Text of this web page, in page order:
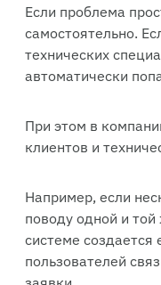
Если проблема
самостоятельно.
технических
автоматически
При этом в
клиентов и
Например, если
поводу одной и
системе
пользователей